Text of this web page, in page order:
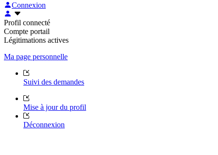
Connexion
Profil connecté
Compte portail
Légitimations actives
Ma page personnelle
Suivi des demandes
Mise à jour du profil
Déconnexion